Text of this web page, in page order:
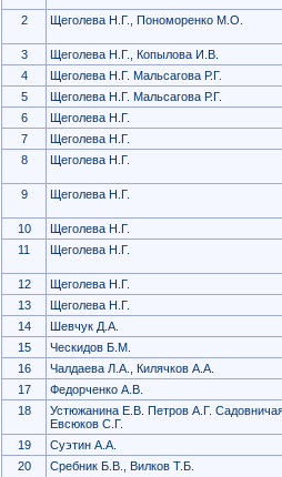
2
Щеголева Н.Г., Пономоренко М.О.
3
Щеголева Н.Г., Копылова И.В.
4
Щеголева Н.Г. Мальсагова Р.Г.
5
Щеголева Н.Г. Мальсагова Р.Г.
6
Щеголева Н.Г.
7
Щеголева Н.Г.
8
Щеголева Н.Г.
9
Щеголева Н.Г.
10
Щеголева Н.Г.
11
Щеголева Н.Г.
12
Щеголева Н.Г.
13
Щеголева Н.Г.
14
Шевчук Д.А.
15
Ческидов Б.М.
16
Чалдаева Л.А., Килячков А.А.
17
Федорченко А.В.
18
Устюжанина Е.В. Петров А.Г.
Евсюков С.Г.
19 Суэтин А.А.
20
Сребник Б.В., Вилков Т.Б.